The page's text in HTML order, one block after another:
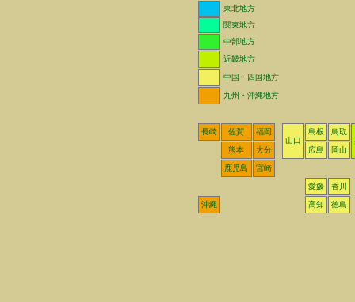
東北地方
関東地方
中部地方
近畿地方
中国・四国地方
九州・沖縄地方
長崎 佐賀
福岡
山口
島根
鳥取
熊本
大分 広島 岡山
鹿児島 宮崎
愛媛 香川
沖縄 高知 徳島